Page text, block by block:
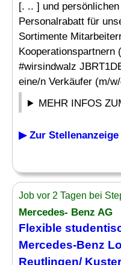
[. .. ] und
Personalrabatt für
Sortimente
Kooperationspartnern
#wirsindwalz
eine/n Verkäufer (m/
MEHR INFOS
▶ Zur Stellenanzeige
Job vor 2 Tagen bei
Mercedes- Benz AG
Flexible
Mercedes-Benz
Reutlingen/